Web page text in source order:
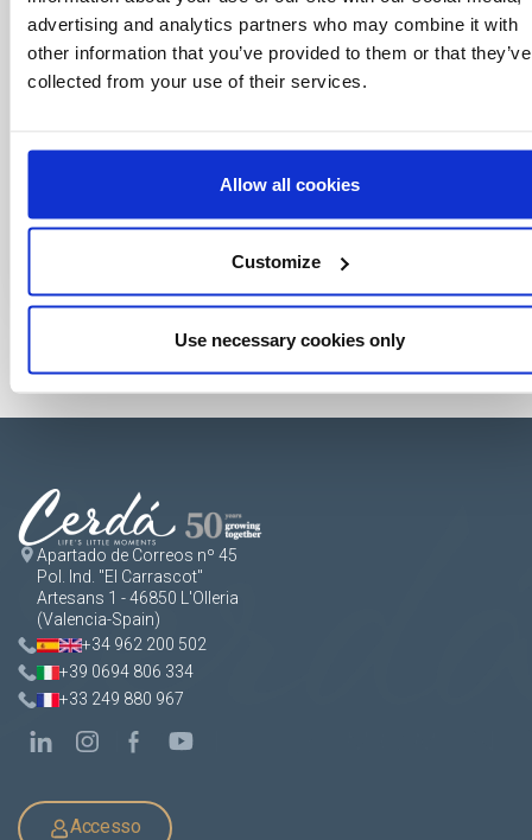
advertising and analytics partners who may combine it with
other information that you’ve provided to them or that they’ve
collected from your use of their services.
Allow all cookies
Customize
Use necessary cookies only
Apartado de Correos nº 45
Pol. Ind. "El Carrascot"
Artesans 1 - 46850 L'Olleria
(Valencia-Spain)
+34 962 200 502
+39 0694 806 334
+33 249 880 967
Accesso